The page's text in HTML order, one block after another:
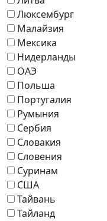
Люксембург
Малайзия
Мексика
Нидерланды
ОАЭ
Польша
Португалия
Румыния
Сербия
Словакия
Словения
Суринам
США
Тайвань
Тайланд